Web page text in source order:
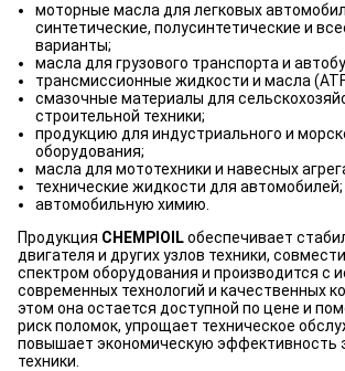
моторные масла для легковых
синтетические, полусинтетические и
варианты;
масла для грузового транспорта и
трансмиссионные жидкости и масла
смазочные материалы для
строительной техники;
продукцию для индустриального и
оборудования;
масла для мототехники и навесных
технические жидкости для автомобилей;
автомобильную химию.
Продукция CHEMPIOILобеспечивает
двигателя и других узлов техники,
спектром оборудования и производится с
современных технологий и качественных
этом она остается доступной по цене и
риск поломок, упрощает техническое
повышает экономическую эффективность
техники.